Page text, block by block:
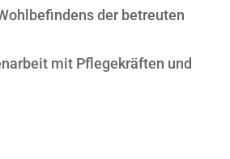
der betreuten
mit Pflegekräften und